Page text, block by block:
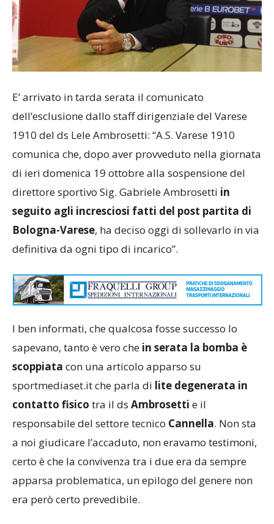
E’ arrivato in tarda serata il comunicato
dell’esclusione dallo staff dirigenziale del Varese
1910 del ds Lele Ambrosetti: “A.S. Varese 1910
comunica che, dopo aver provveduto nella giornata
di ieri domenica 19 ottobre alla sospensione del
direttore sportivo Sig. Gabriele Ambrosetti in
seguito agli incresciosi fatti del post partita di
Bologna-Varese, ha deciso oggi di sollevarlo in via
definitiva da ogni tipo di incarico”.
I ben informati, che qualcosa fosse successo lo
sapevano, tanto è vero che
scoppiata
con una articolo apparso su
sportmediaset.it che parla di
lite degenerata in
e il
responsabile del settore tecnico
a noi giudicare l’accaduto, non eravamo testimoni,
certo è che la convivenza tra i due era da sempre
apparsa problematica, un epilogo del genere non
era però certo prevedibile.